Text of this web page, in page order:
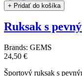
+ Pridať do košíka
Ruksak s
Brands: GEMS
24,50 €
Športový ruksak s